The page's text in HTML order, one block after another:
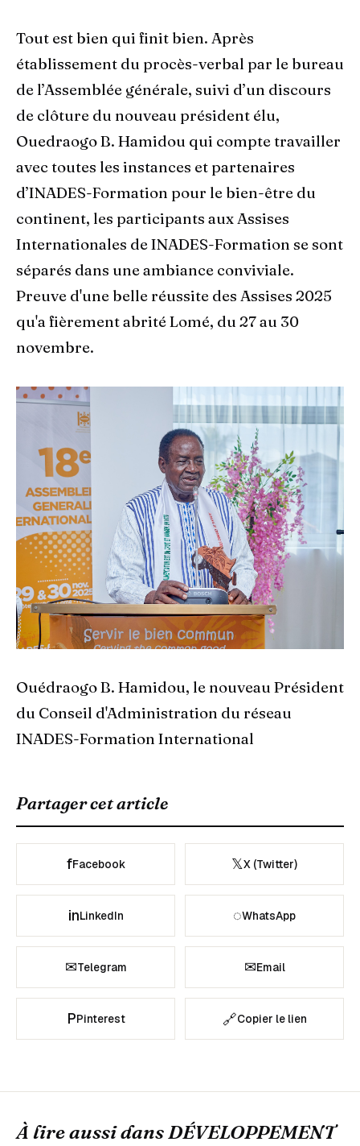
Tout est bien qui finit bien. Après
établissement du procès-verbal par le bureau
de l’Assemblée générale, suivi d’un discours
de clôture du nouveau président élu,
Ouedraogo B. Hamidou qui compte travailler
avec toutes les instances et partenaires
d’INADES-Formation pour le bien-être du
continent, les participants aux Assises
Internationales de INADES-Formation se sont
séparés dans une ambiance conviviale.
Preuve d'une belle réussite des Assises 2025
qu'a fièrement abrité Lomé, du 27 au 30
novembre.
Ouédraogo B. Hamidou, le nouveau Président
du Conseil d'Administration du réseau
INADES-Formation International
Partager cet article
fFacebook 𝕏X (Twitter)
inLinkedIn ◌WhatsApp
✉Telegram ✉Email
PPinterest 🔗Copier le lien
À lire aussi dansDÉVELOPPEMENT